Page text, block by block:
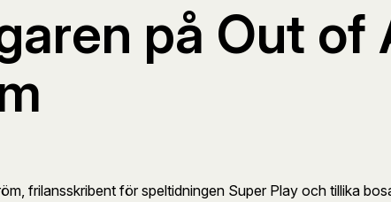
på Out of
frilansskribent för speltidningen Super Play och tillika